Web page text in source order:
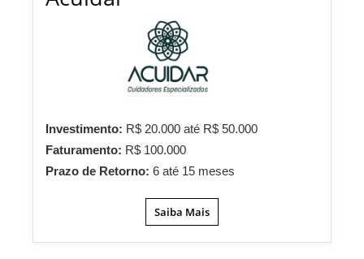
Investimento: R$ 20.000 até R$ 50.000
Faturamento: R$ 100.000
Prazo de Retorno: 6 até 15 meses
Saiba Mais